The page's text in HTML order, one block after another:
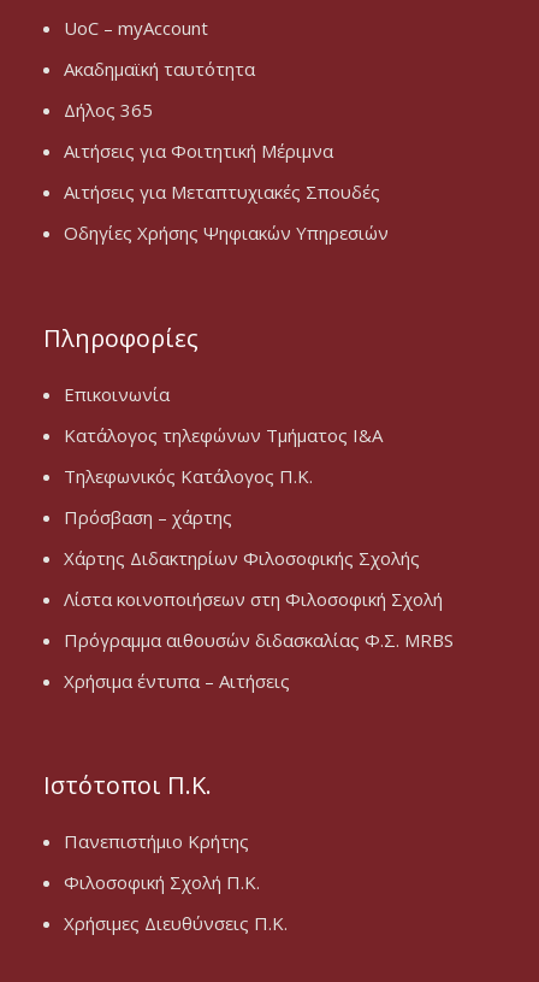
UoC – myAccount
Ακαδημαϊκή ταυτότητα
Δήλος 365
Αιτήσεις για Φοιτητική Μέριμνα
Αιτήσεις για Μεταπτυχιακές Σπουδές
Οδηγίες Χρήσης Ψηφιακών Υπηρεσιών
Πληροφορίες
Επικοινωνία
Κατάλογος τηλεφώνων Τμήματος Ι&Α
Τηλεφωνικός Κατάλογος Π.Κ.
Πρόσβαση – χάρτης
Χάρτης Διδακτηρίων Φιλοσοφικής Σχολής
Λίστα κοινοποιήσεων στη Φιλοσοφική Σχολή
Πρόγραμμα αιθουσών διδασκαλίας Φ.Σ. MRBS
Χρήσιμα έντυπα – Αιτήσεις
Ιστότοποι Π.Κ.
Πανεπιστήμιο Κρήτης
Φιλοσοφική Σχολή Π.Κ.
Χρήσιμες Διευθύνσεις Π.Κ.